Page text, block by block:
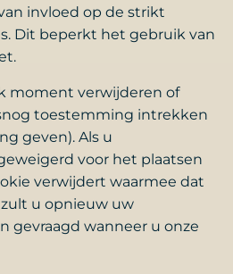
invloed op de strikt
Dit beperkt het gebruik van
moment verwijderen of
toestemming intrekken
geven). Als u
voor het plaatsen
verwijdert waarmee dat
u opnieuw uw
gevraagd wanneer u onze